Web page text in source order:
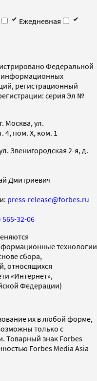
Ежедневная
Федеральной
информационных
регистрационный
серия Эл №
Москва, ул.
4, пом. X, ком. 1
Звенигородская 2-я, д.
Дмитриевич
press-release@forbes.ru
565-32-06
технологии
сбора,
относящихся
«Интернет»,
Федерации)
их в любой форме,
только с
Товарный знак Forbes
Forbes Media Asia